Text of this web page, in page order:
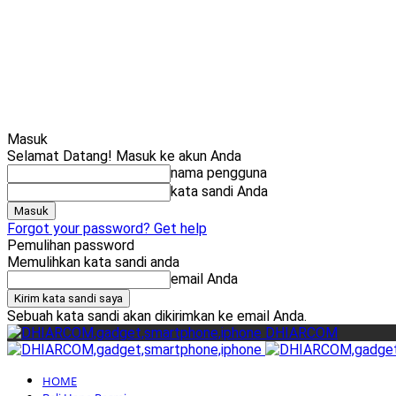
Masuk
Selamat Datang! Masuk ke akun Anda
nama pengguna
kata sandi Anda
Forgot your password? Get help
Pemulihan password
Memulihkan kata sandi anda
email Anda
Sebuah kata sandi akan dikirimkan ke email Anda.
DHIARCOM
HOME